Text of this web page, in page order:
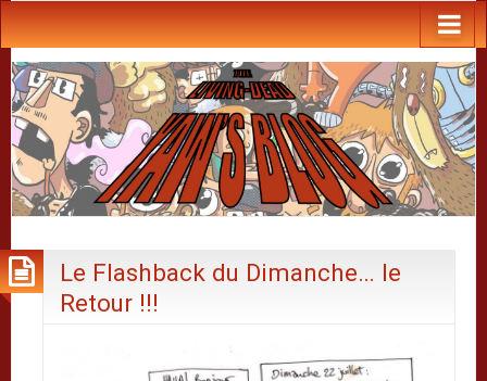
Le Flashback du Dimanche… le
Retour !!!